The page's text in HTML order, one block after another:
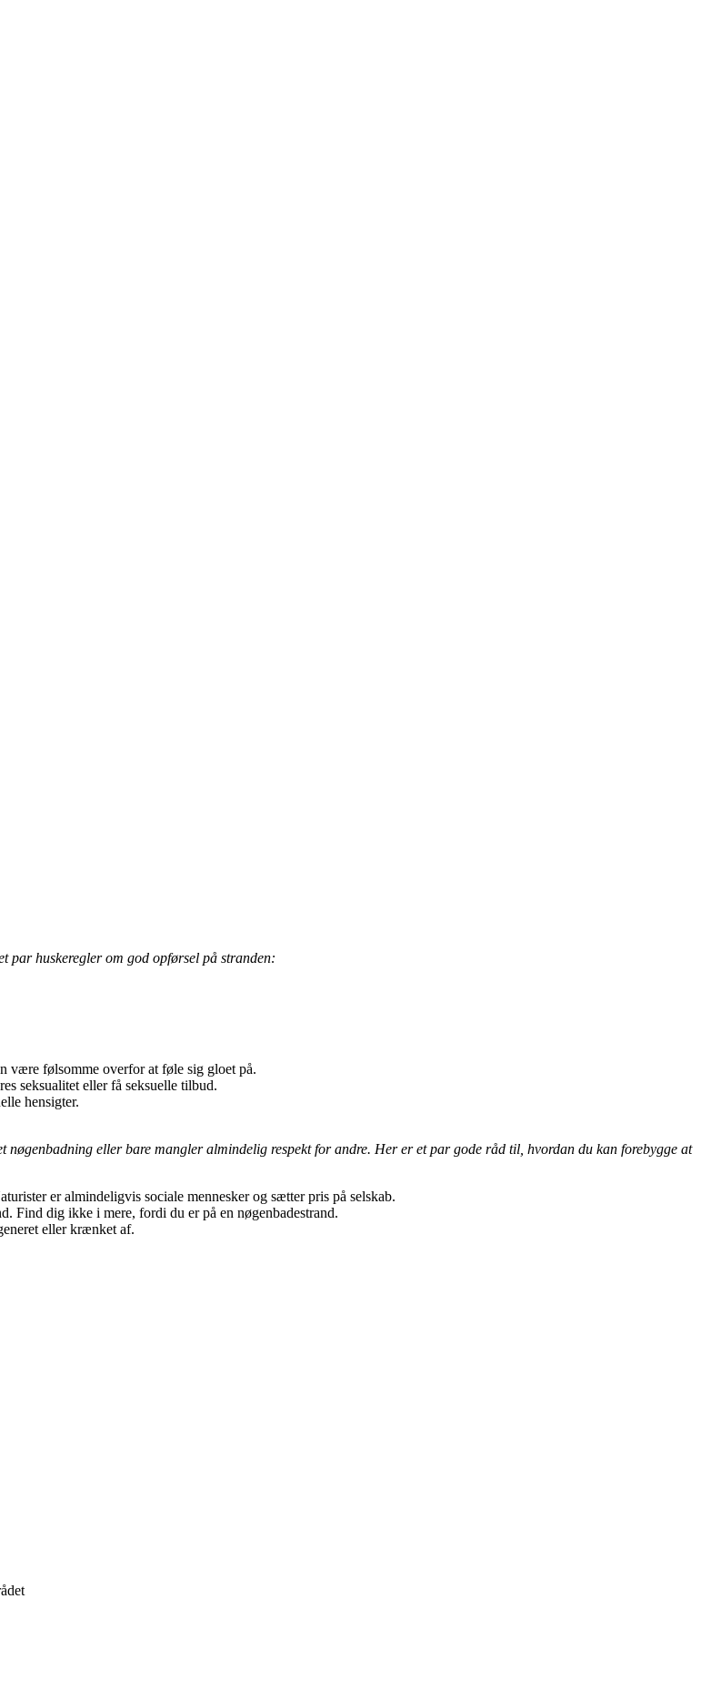
par huskeregler om god opførsel på stranden:
være følsomme overfor at føle sig gloet på.
seksualitet eller få seksuelle tilbud.
hensigter.
eller bare mangler almindelig respekt for andre. Her er et par gode råd til, hvordan du kan forebygge at
er almindeligvis sociale mennesker og sætter pris på selskab.
Find dig ikke i mere, fordi du er på en nøgenbadestrand.
eller krænket af.